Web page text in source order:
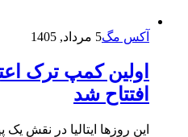
آکس مگ5 مرداد, 1405
اولین کمپ ترک
افتتاح شد
این روزها ایتالیا در نقش یک